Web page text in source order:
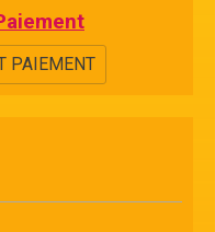
PAIEMENT